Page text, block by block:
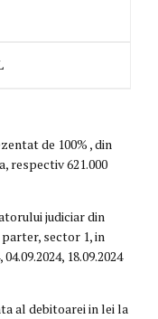
de 100% , din
respectiv 621.000
judiciar din
parter, sector 1, in
18.09.2024
al debitoarei in lei la